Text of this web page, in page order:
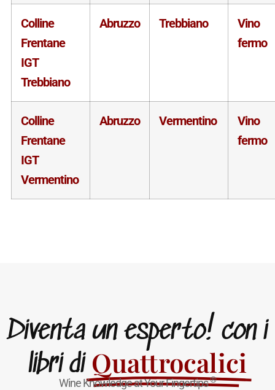
Colline
Frentane
IGT
Trebbiano
Abruzzo Trebbiano
Vino
fermo
Colline
Frentane
IGT
Vermentino
Abruzzo Vermentino
Vino
fermo
Diventa un esperto! con i
libri di Quattrocalici
Wine Knowledge at Your Fingertips®